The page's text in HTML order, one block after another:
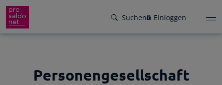
Funktionen
Suchen Einloggen
Personengesellschaft